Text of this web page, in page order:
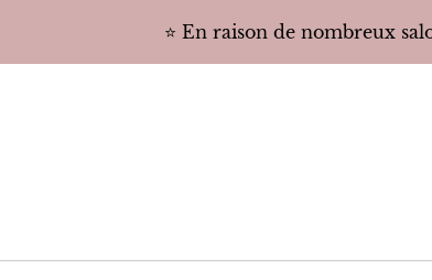
⭐️ En raison de nombreux